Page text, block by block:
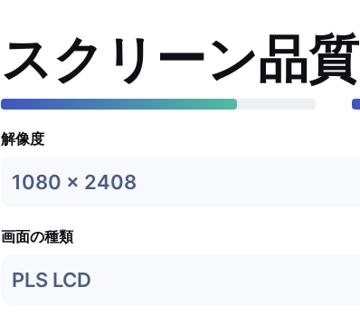
スクリーン品質
解像度
1080 x 2408
画面の種類
PLS LCD